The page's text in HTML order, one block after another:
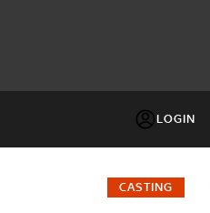
LOGIN
FACTOR
CASTING